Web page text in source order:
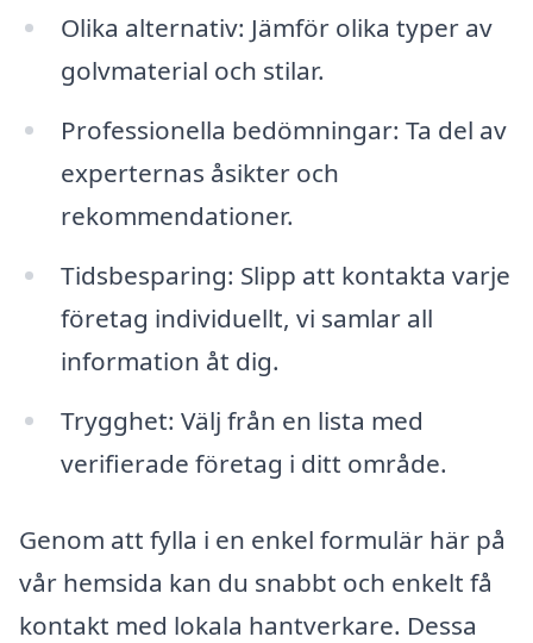
Olika alternativ: Jämför olika typer av
golvmaterial och stilar.
Professionella bedömningar: Ta del av
experternas åsikter och
rekommendationer.
Tidsbesparing: Slipp att kontakta varje
företag individuellt, vi samlar all
information åt dig.
Trygghet: Välj från en lista med
verifierade företag i ditt område.
Genom att fylla i en enkel formulär här på
vår hemsida kan du snabbt och enkelt få
kontakt med lokala hantverkare. Dessa